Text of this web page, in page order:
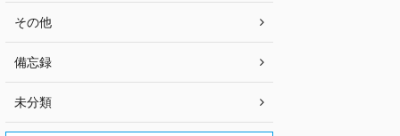
その他
備忘録
未分類